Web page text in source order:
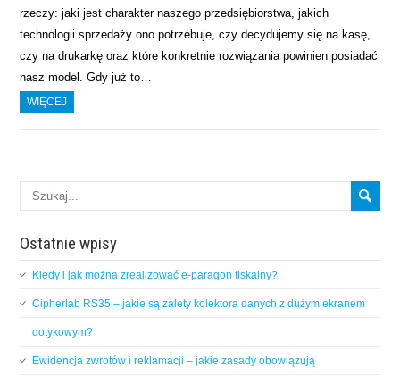
rzeczy: jaki jest charakter naszego przedsiębiorstwa, jakich
technologii sprzedaży ono potrzebuje, czy decydujemy się na kasę,
czy na drukarkę oraz które konkretnie rozwiązania powinien posiadać
nasz model. Gdy już to…
WIĘCEJ
Ostatnie wpisy
Kiedy i jak można zrealizować e-paragon fiskalny?
Cipherlab RS35 – jakie są zalety kolektora danych z dużym ekranem
dotykowym?
Ewidencja zwrotów i reklamacji – jakie zasady obowiązują